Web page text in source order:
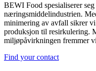
BEWI Food spesialiserer
næringsmiddelindustrien.
minimering av avfall sikrer
produksjon til resirkulering.
miljøpåvirkningen fremmer
Find your contact